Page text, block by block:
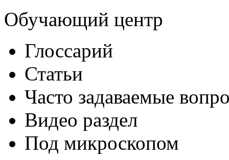
Обучающий центр
Глоссарий
Статьи
Часто задаваемые
Видео раздел
Под микроскопом